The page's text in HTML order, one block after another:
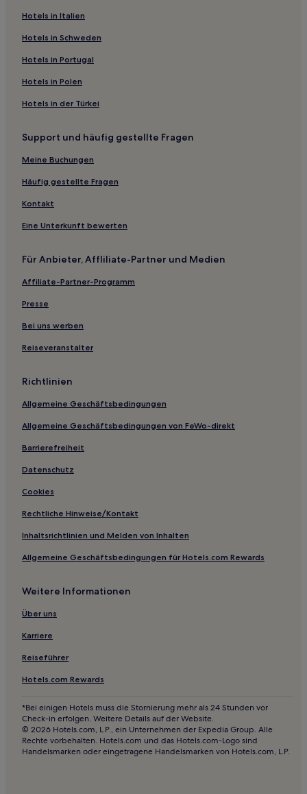
ändern.
können
zusätzliche
Bedingungen
gelten.
Hotels in Italien
Hotels in Schweden
Hotels in Portugal
Hotels in Polen
Hotels in der Türkei
Support und häufig gestellte Fragen
Meine Buchungen
Häufig gestellte Fragen
Kontakt
Eine Unterkunft bewerten
Für Anbieter, Affliliate-Partner und Medien
Affiliate-Partner-Programm
Presse
Bei uns werben
Reiseveranstalter
Richtlinien
Allgemeine Geschäftsbedingungen
Allgemeine Geschäftsbedingungen von FeWo-direkt
Barrierefreiheit
Datenschutz
Cookies
Rechtliche Hinweise/Kontakt
Inhaltsrichtlinien und Melden von Inhalten
Allgemeine Geschäftsbedingungen für Hotels.com Rewards
Weitere Informationen
Über uns
Karriere
Reiseführer
Hotels.com Rewards
*Bei einigen Hotels muss die Stornierung mehr als 24 Stunden vor
Check-in erfolgen. Weitere Details auf der Website.
© 2026 Hotels.com, L.P., ein Unternehmen der Expedia Group. Alle
Rechte vorbehalten. Hotels.com und das Hotels.com-Logo sind
Handelsmarken oder eingetragene Handelsmarken von Hotels.com, L.P.